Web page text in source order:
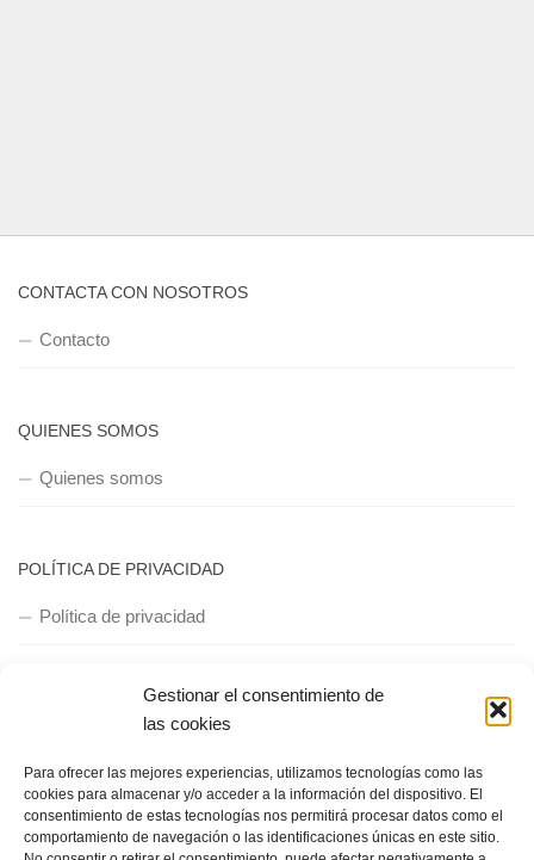
Gestionar el consentimiento de
las cookies
Para ofrecer las mejores experiencias, utilizamos tecnologías como las
cookies para almacenar y/o acceder a la información del dispositivo. El
consentimiento de estas tecnologías nos permitirá procesar datos como el
comportamiento de navegación o las identificaciones únicas en este sitio.
CONTACTA CON NOSOTROS
Contacto
QUIENES SOMOS
Quienes somos
POLÍTICA DE PRIVACIDAD
Política de privacidad
Copyright © 2018, Equipo IIColumnas